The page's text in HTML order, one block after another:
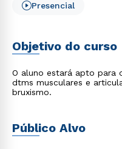
Presencial
Objetivo do curso
O aluno estará apto para
dtms musculares e
bruxismo.
Público Alvo